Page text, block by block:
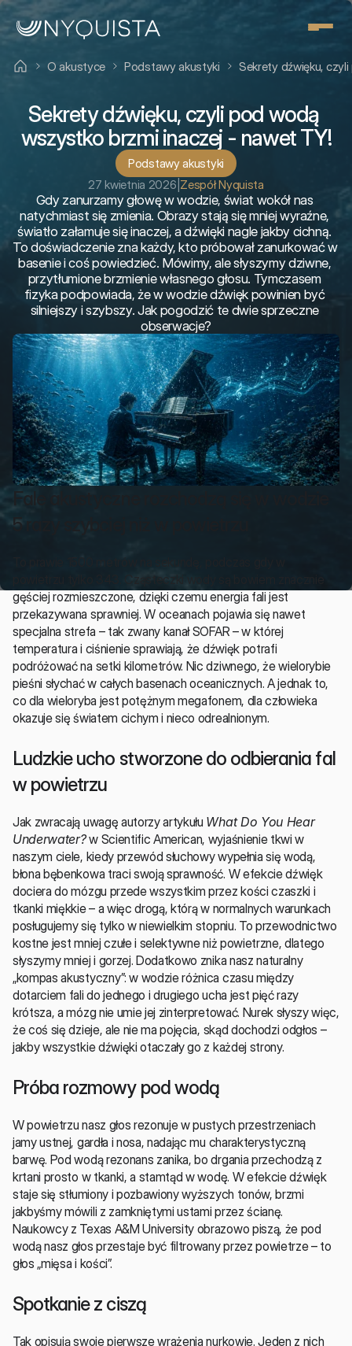
Sekrety dźwięku, czyli pod wodą
wszystko brzmi inaczej - nawet TY!
27 kwietnia 2026 Zespół Nyquista
Podstawy akustyki
Gdy zanurzamy głowę w wodzie, świat wokół nas
natychmiast się zmienia. Obrazy stają się mniej wyraźne,
światło załamuje się inaczej, a dźwięki nagle jakby cichną.
To doświadczenie zna każdy, kto próbował zanurkować w
basenie i coś powiedzieć. Mówimy, ale słyszymy dziwne,
przytłumione brzmienie własnego głosu. Tymczasem
fizyka podpowiada, że w wodzie dźwięk powinien być
silniejszy i szybszy. Jak pogodzić te dwie sprzeczne
obserwacje?
Fale akustyczne rozchodzą się w wodzie
5 razy szybciej niż w powietrzu
powietrzu tylko 343. Cząsteczki wody są bowiem znacznie
gęściej rozmieszczone, dzięki czemu energia fali jest
przekazywana sprawniej. W oceanach pojawia się nawet
specjalna strefa – tak zwany kanał SOFAR – w której
temperatura i ciśnienie sprawiają, że dźwięk potrafi
podróżować na setki kilometrów. Nic dziwnego, że wielorybie
pieśni słychać w całych basenach oceanicznych. A jednak to,
co dla wieloryba jest potężnym megafonem, dla człowieka
okazuje się światem cichym i nieco odrealnionym.
Ludzkie ucho stworzone do odbierania fal
w powietrzu
Jak zwracają uwagę autorzy artykułu What Do You Hear
Underwater? w Scientific American, wyjaśnienie tkwi w
naszym ciele, kiedy przewód słuchowy wypełnia się wodą,
błona bębenkowa traci swoją sprawność. W efekcie dźwięk
dociera do mózgu przede wszystkim przez kości czaszki i
tkanki miękkie – a więc drogą, którą w normalnych warunkach
posługujemy się tylko w niewielkim stopniu. To przewodnictwo
kostne jest mniej czułe i selektywne niż powietrzne, dlatego
słyszymy mniej i gorzej. Dodatkowo znika nasz naturalny
„kompas akustyczny”: w wodzie różnica czasu między
dotarciem fali do jednego i drugiego ucha jest pięć razy
krótsza, a mózg nie umie jej zinterpretować. Nurek słyszy więc,
że coś się dzieje, ale nie ma pojęcia, skąd dochodzi odgłos –
jakby wszystkie dźwięki otaczały go z każdej strony.
Próba rozmowy pod wodą
W powietrzu nasz głos rezonuje w pustych przestrzeniach
jamy ustnej, gardła i nosa, nadając mu charakterystyczną
barwę. Pod wodą rezonans zanika, bo drgania przechodzą z
krtani prosto w tkanki, a stamtąd w wodę. W efekcie dźwięk
staje się stłumiony i pozbawiony wyższych tonów, brzmi
jakbyśmy mówili z zamkniętymi ustami przez ścianę.
Naukowcy z Texas A&M University obrazowo piszą, że pod
wodą nasz głos przestaje być filtrowany przez powietrze – to
głos „mięsa i kości”.
Spotkanie z ciszą
Tak opisują swoje pierwsze wrażenia nurkowie. Jeden z nich
O akustyce Podstawy akustyki Sekrety dźwięku,